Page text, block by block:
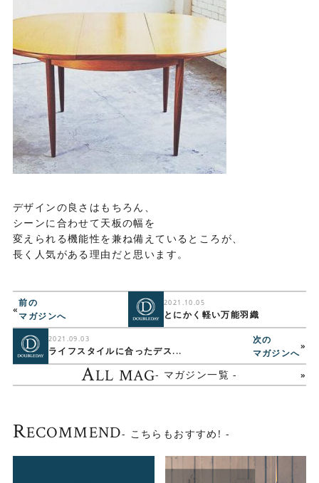
デザインの良さはもちろん、
シーンに合わせて天板の幅を
変えられる機能性を兼ね備えているところが、
長く人気がある理由だと思います。
2021.10.05
とにかく軽い万能羽織
«
前の
マガジンへ
ALL MAG- マガジン一覧 -
2021.09.03
ライフスタイルに合ったデス...
次の
マガジンへ
»
RECOMMEND- こちらもおすすめ! -